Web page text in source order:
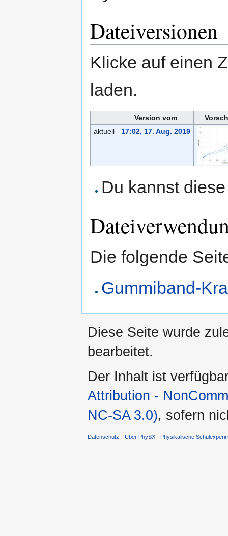
Dateiversionen
Klicke auf einen
laden.
Version vom
aktuell
17:02, 17. Aug. 2019
Du kannst
Die folgende
Gummiband-
Diese Seite wurde
bearbeitet.
Der Inhalt ist
Attribution -
NC-SA 3.0), sofern
Datenschutz Über PhySX - Physikalische